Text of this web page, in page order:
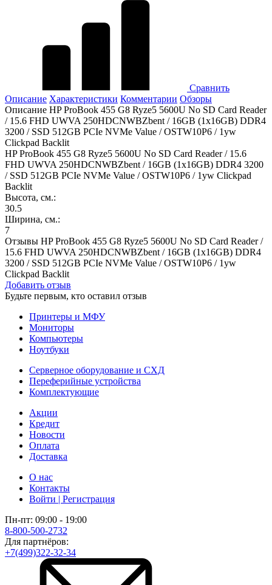
Сравнить
Описание Характеристики Комментарии Обзоры
Описание HP ProBook 455 G8 Ryze5 5600U No SD Card Reader
/ 15.6 FHD UWVA 250HDCNWBZbent / 16GB (1x16GB) DDR4
3200 / SSD 512GB PCIe NVMe Value / OSTW10P6 / 1yw
Clickpad Backlit
HP ProBook 455 G8 Ryze5 5600U No SD Card Reader / 15.6
FHD UWVA 250HDCNWBZbent / 16GB (1x16GB) DDR4 3200
/ SSD 512GB PCIe NVMe Value / OSTW10P6 / 1yw Clickpad
Backlit
Высота, см.:
30.5
Ширина, см.:
7
Отзывы HP ProBook 455 G8 Ryze5 5600U No SD Card Reader /
15.6 FHD UWVA 250HDCNWBZbent / 16GB (1x16GB) DDR4
3200 / SSD 512GB PCIe NVMe Value / OSTW10P6 / 1yw
Clickpad Backlit
Добавить отзыв
Будьте первым, кто оставил отзыв
Принтеры и МФУ
Мониторы
Компьютеры
Ноутбуки
Серверное оборудование и СХД
Переферийные устройства
Комплектующие
Акции
Кредит
Новости
Оплата
Доставка
О нас
Контакты
Войти | Регистрация
Пн-пт: 09:00 - 19:00
8-800-500-2732
Для партнёров:
+7(499)322-32-34